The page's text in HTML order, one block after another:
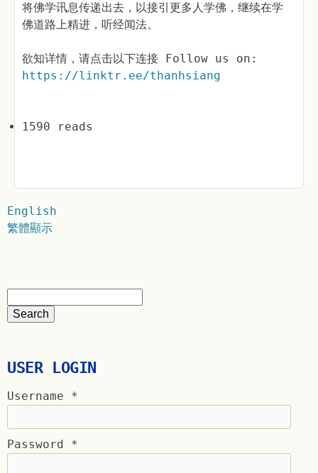
将佛学讯息传递出去，以接引更多人学佛，继续在学
佛道路上精进，听经闻法。
欲知详情，请点击以下连接 Follow us on:
https://linktr.ee/thanhsiang
1590 reads
English
繁體顯示
USER LOGIN
Username *
Password *